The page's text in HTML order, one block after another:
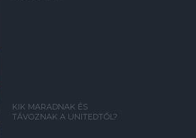
KIK MARADNAK ÉS
TÁVOZNAK A UNITEDTŐL?